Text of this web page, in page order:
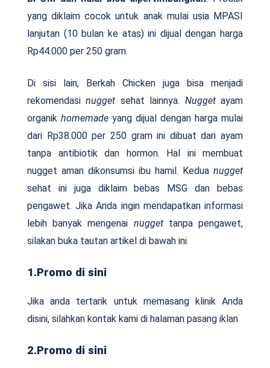
yang diklaim cocok untuk anak mulai usia MPASI
lanjutan (10 bulan ke atas) ini dijual dengan harga
Rp44.000 per 250 gram.
Di sisi lain, Berkah Chicken juga bisa menjadi
rekomendasinugget sehat lainnya. Nuggetayam
organik homemade yang dijual dengan harga mulai
dari Rp38.000 per 250 gram ini dibuat dari ayam
tanpa antibiotik dan hormon. Hal ini membuat
nugget aman dikonsumsi ibu hamil. Kedua nugget
sehat ini juga diklaim bebas MSG dan bebas
pengawet. Jika Anda ingin mendapatkan informasi
lebih banyak mengenai nugget tanpa pengawet,
silakan buka tautan artikel di bawah ini.
1.Promo di sini
Jika anda tertarik untuk memasang klinik Anda
disini, silahkan kontak kami di halaman pasang iklan
2.Promo di sini